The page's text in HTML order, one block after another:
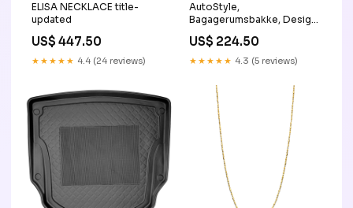
ELISA NECKLACE title-
updated
US$ 447.50
★★★★★ 4.4 (24 reviews)
AutoStyle,
Bagagerumsbakke, Design,
passer til Kia Niro II Hybrid
2022- & e-Niro II (EV)
2022- excl. PHEV (Upper
US$ 224.50
★★★★★ 4.3 (5 reviews)